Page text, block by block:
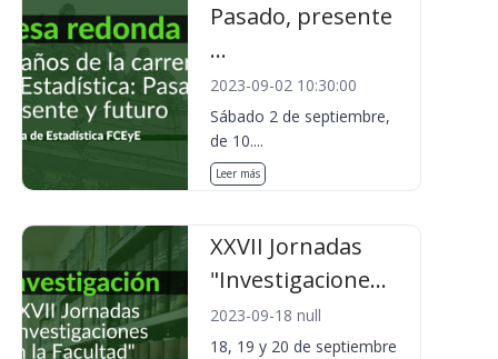
Pasado, presente
...
2023-09-02 10:30:00
Sábado 2 de septiembre,
de 10....
Leer más
XXVII Jornadas
"Investigacione...
2023-09-18 null
18, 19 y 20 de septiembre